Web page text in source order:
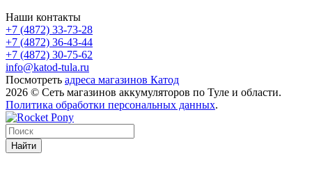
Наши контакты
+7 (4872) 33-73-28
+7 (4872) 36-43-44
+7 (4872) 30-75-62
info@katod-tula.ru
Посмотреть адреса магазинов Катод
2026 © Сеть магазинов аккумуляторов по Туле и области.
Политика обработки персональных данных.
Найти